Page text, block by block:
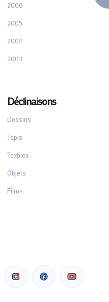
2006
2005
2004
2003
Déclinaisons
Dessins
Tapis
Textiles
Objets
Films